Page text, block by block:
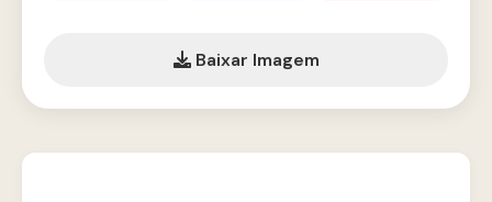
Baixar Imagem